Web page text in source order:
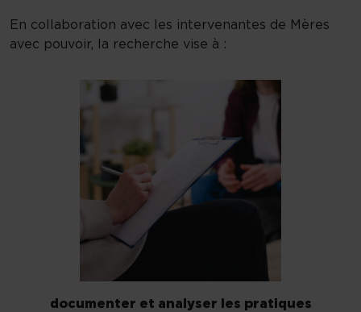
En collaboration avec les intervenantes de Mères
avec pouvoir, la recherche vise à :
documenter et analyser les pratiques